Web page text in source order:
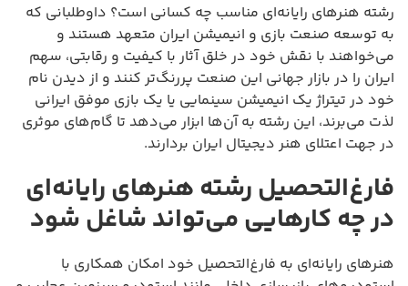
رشته هنرهای رایانه‌ای مناسب چه کسانی است؟ داوطلبانی که
به توسعه صنعت بازی و انیمیشن ایران متعهد هستند و
می‌خواهند با نقش خود در خلق آثار با کیفیت و رقابتی، سهم
ایران را در بازار جهانی این صنعت پررنگ‌تر کنند و از دیدن نام
خود در تیتراژ یک انیمیشن سینمایی یا یک بازی موفق ایرانی
لذت می‌برند، این رشته به آن‌ها ابزار می‌دهد تا گام‌های موثری
در جهت اعتلای هنر دیجیتال ایران بردارند.
فارغ‌التحصیل رشته هنرهای رایانه‌ای
در چه کارهایی می‌تواند شاغل شود
هنرهای رایانه‌ای به فارغ‌التحصیل خود امکان همکاری با